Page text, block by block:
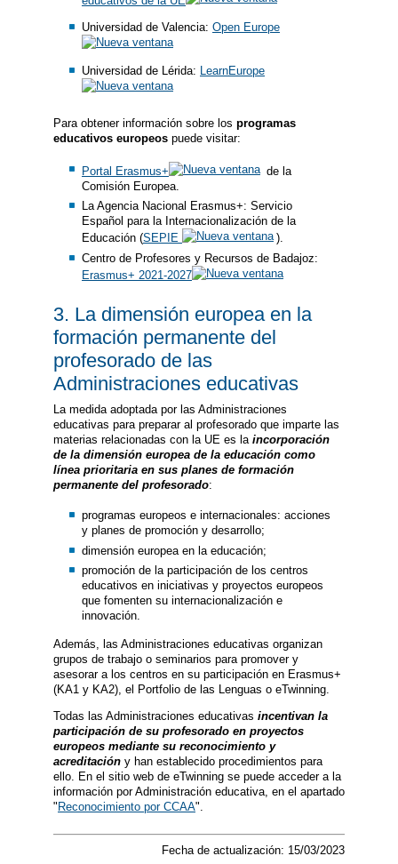
Universidad de Valencia: Open Europe
Universidad de Lérida: LearnEurope
Para obtener información sobre los programas
educativos europeos puede visitar:
Portal Erasmus+
de la
Comisión Europea.
La Agencia Nacional Erasmus+: Servicio
Español para la Internacionalización de la
Educación (SEPIE
).
Centro de Profesores y Recursos de Badajoz:
Erasmus+ 2021-2027
3. La dimensión europea en la
formación permanente del
profesorado de las
Administraciones educativas
La medida adoptada por las Administraciones
educativas para preparar al profesorado que imparte las
materias relacionadas con la UE es la incorporación
de la dimensión europea de la educación como
línea prioritaria en sus planes de formación
permanente del profesorado:
programas europeos e internacionales: acciones
y planes de promoción y desarrollo;
dimensión europea en la educación;
promoción de la participación de los centros
educativos en iniciativas y proyectos europeos
que fomenten su internacionalización e
innovación.
Además, las Administraciones educativas organizan
grupos de trabajo o seminarios para promover y
asesorar a los centros en su participación en Erasmus+
(KA1 y KA2), el Portfolio de las Lenguas o eTwinning.
Todas las Administraciones educativas incentivan la
participación de su profesorado en proyectos
europeos mediante su reconocimiento y
acreditación y han establecido procedimientos para
ello. En el sitio web de eTwinning se puede acceder a la
información por Administración educativa, en el apartado
" Reconocimiento por CCAA".
Fecha de actualización: 15/03/2023